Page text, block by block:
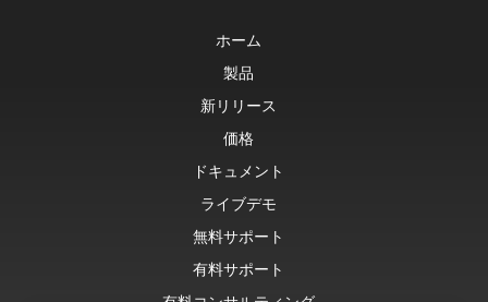
ホーム
製品
新リリース
価格
ドキュメント
ライブデモ
無料サポート
有料サポート